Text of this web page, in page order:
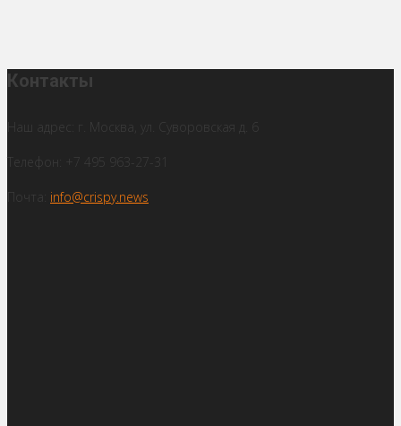
Контакты
Наш адрес: г. Москва, ул. Суворовская д. 6
Телефон: +7 495 963-27-31
Почта: info@crispy.news